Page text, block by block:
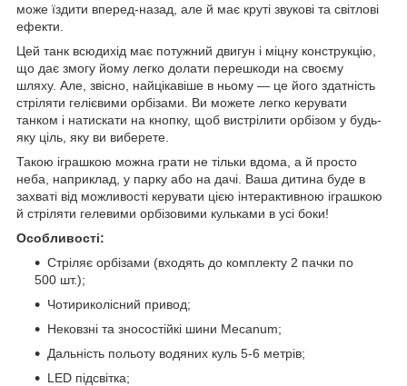
може їздити вперед-назад, але й має круті звукові та світлові
ефекти.
Цей танк всюдихід має потужний двигун і міцну конструкцію,
що дає змогу йому легко долати перешкоди на своєму
шляху. Але, звісно, найцікавіше в ньому — це його здатність
стріляти гелієвими орбізами. Ви можете легко керувати
танком і натискати на кнопку, щоб вистрілити орбізом у будь-
яку ціль, яку ви виберете.
Такою іграшкою можна грати не тільки вдома, а й просто
неба, наприклад, у парку або на дачі. Ваша дитина буде в
захваті від можливості керувати цією інтерактивною іграшкою
й стріляти гелевими орбізовими кульками в усі боки!
Особливості:
Стріляє орбізами (входять до комплекту 2 пачки по
500 шт.);
Чотириколісний привод;
Нековзні та зносостійкі шини Mecanum;
Дальність польоту водяних куль 5-6 метрів;
LED підсвітка;